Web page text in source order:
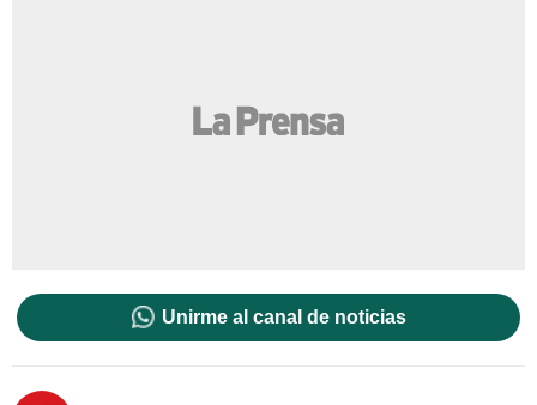
Unirme al canal de noticias